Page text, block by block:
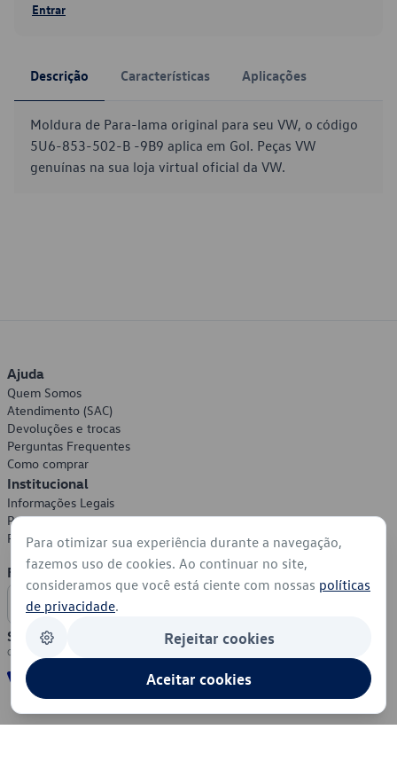
Entrar
Descrição Características Aplicações
Moldura de Para-lama original para seu VW, o código
5U6-853-502-B -9B9 aplica em Gol. Peças VW
genuínas na sua loja virtual oficial da VW.
Ajuda
Quem Somos
Atendimento (SAC)
Devoluções e trocas
Perguntas Frequentes
Como comprar
Institucional
Informações Legais
Política de Privacidade
Política de Cookies
Formas de Pagamento
Segurança
Para otimizar sua experiência durante a navegação,
fazemos uso de cookies. Ao continuar no site,
consideramos que você está ciente com nossas políticas
de privacidade.
Rejeitar cookies
Aceitar cookies